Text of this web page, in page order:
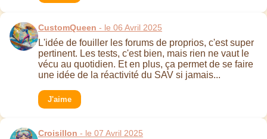
CustomQueen - le 06 Avril 2025
L'idée de fouiller les forums de proprios, c'est super
pertinent. Les tests, c'est bien, mais rien ne vaut le
vécu au quotidien. Et en plus, ça permet de se faire
une idée de la réactivité du SAV si jamais...
J'aime
Croisillon - le 07 Avril 2025